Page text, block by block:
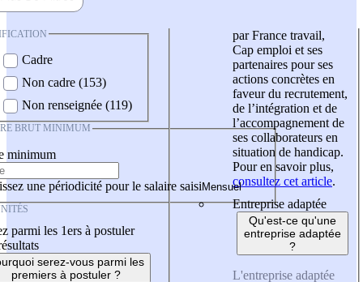
Cadre
Non cadre (153)
Non renseignée (119)
BRUT MINIMUM
minimum
une périodicité pour le salaire saisi
parmi les 1ers à postuler
serez-vous parmi les
premiers à postuler ?
par France travail,
Cap emploi et ses
partenaires pour ses
actions concrètes en
faveur du recrutement,
de l’intégration et de
l’accompagnement de
ses collaborateurs en
situation de handicap.
Pour en savoir plus,
consultez cet article.
Entreprise adaptée
Qu'est-ce qu'une
entreprise adaptée
?
L'entreprise adaptée